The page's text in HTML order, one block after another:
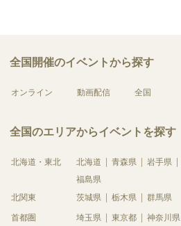
全国開催のイベントから探す
オンライン 動画配信 全国
全国のエリアからイベントを探す
北海道・東北 北海道 青森県 岩手県
福島県
北関東
茨城県 栃木県 群馬県
首都圏 埼玉県 東京都 神奈川県